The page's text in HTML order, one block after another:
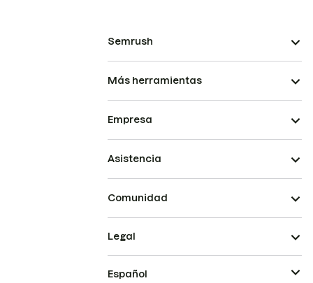
Semrush
Más herramientas
Empresa
Asistencia
Comunidad
Legal
Español